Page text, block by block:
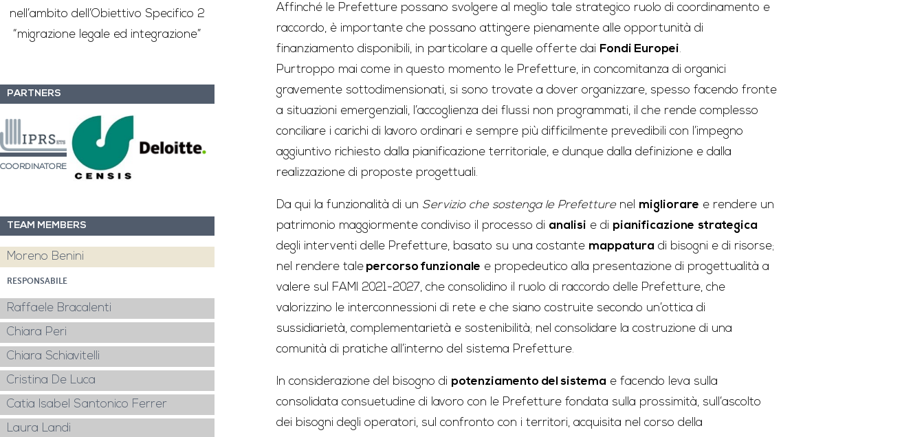
nell’ambito dell’Obiettivo Specifico 2
“migrazione legale ed integrazione”
PARTNERS
COORDINATORE
TEAM MEMBERS
Moreno Benini
RESPONSABILE
Raffaele Bracalenti
Chiara Peri
Chiara Schiavitelli
Cristina De Luca
Catia Isabel Santonico Ferrer
Laura Landi
Affinché le Prefetture possano svolgere al meglio tale strategico ruolo di coordinamento e
raccordo, è importante che possano attingere pienamente alle opportunità di
finanziamento disponibili, in particolare a quelle offerte dai Fondi Europei.
Purtroppo mai come in questo momento le Prefetture, in concomitanza di organici
gravemente sottodimensionati, si sono trovate a dover organizzare, spesso facendo fronte
a situazioni emergenziali, l’accoglienza dei flussi non programmati, il che rende complesso
conciliare i carichi di lavoro ordinari e sempre più difficilmente prevedibili con l’impegno
aggiuntivo richiesto dalla pianificazione territoriale, e dunque dalla definizione e dalla
realizzazione di proposte progettuali.
Da qui la funzionalità di un Servizio che sostenga le Prefetturenel migliorare e rendere un
patrimonio maggiormente condiviso il processo di analisi e di pianificazione strategica
degli interventi delle Prefetture, basato su una costante mappatura di bisogni e di risorse;
nel rendere tale percorso funzionale e propedeutico alla presentazione di progettualità a
valere sul FAMI 2021-2027, che consolidino il ruolo di raccordo delle Prefetture, che
valorizzino le interconnessioni di rete e che siano costruite secondo un’ottica di
sussidiarietà, complementarietà e sostenibilità; nel consolidare la costruzione di una
comunità di pratiche all’interno del sistema Prefetture.
In considerazione del bisogno di potenziamento del sistema e facendo leva sulla
consolidata consuetudine di lavoro con le Prefetture fondata sulla prossimità, sull’ascolto
dei bisogni degli operatori, sul confronto con i territori, acquisita nel corso della